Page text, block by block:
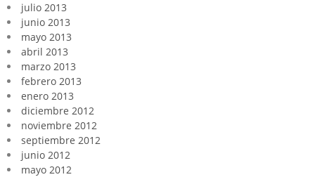
julio 2013
junio 2013
mayo 2013
abril 2013
marzo 2013
febrero 2013
enero 2013
diciembre 2012
noviembre 2012
septiembre 2012
junio 2012
mayo 2012